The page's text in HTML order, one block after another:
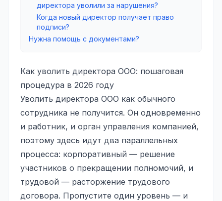
директора уволили за нарушения?
Когда новый директор получает право
подписи?
Нужна помощь с документами?
Как уволить директора ООО: пошаговая
процедура в 2026 году
Уволить директора ООО как обычного
сотрудника не получится. Он одновременно
и работник, и орган управления компанией,
поэтому здесь идут два параллельных
процесса: корпоративный — решение
участников о прекращении полномочий, и
трудовой — расторжение трудового
договора. Пропустите один уровень — и